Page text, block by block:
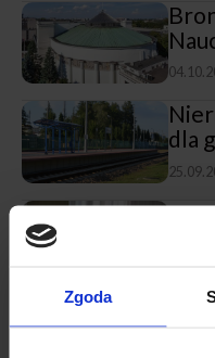
Zgoda
dla
Z